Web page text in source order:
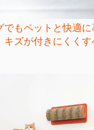
でもペットと快適
キズが付きにくく